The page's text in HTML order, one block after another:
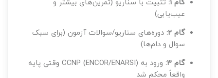
گام ۱:
تثبیت با سناریو (تمرین‌های بیشتر و
عیب‌یابی)
گام ۲:
دوره‌های سناریو/سوالات آزمون (برای سبک
سوال و دام‌ها)
گام ۳:
ورود به CCNP (ENCOR/ENARSI) وقتی پایه
واقعاً محکم شد